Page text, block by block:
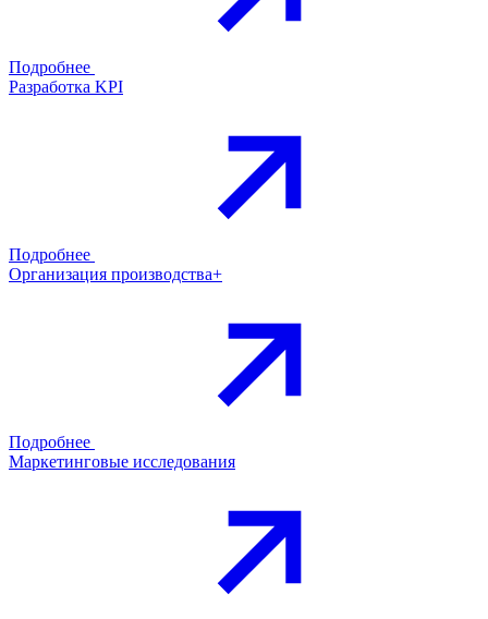
Подробнее
Разработка KPI
Подробнее
Организация производства+
Подробнее
Маркетинговые исследования